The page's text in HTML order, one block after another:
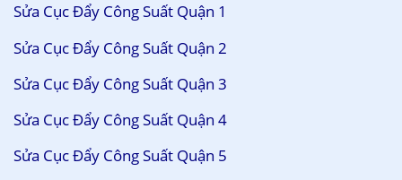
Sửa Cục Đẩy Công Suất Quận 1
Sửa Cục Đẩy Công Suất Quận 2
Sửa Cục Đẩy Công Suất Quận 3
Sửa Cục Đẩy Công Suất Quận 4
Sửa Cục Đẩy Công Suất Quận 5